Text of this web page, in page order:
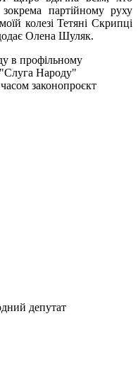
партійному руху
колезі Тетяні Скрипці
Олена Шуляк.
в профільному
"Слуга Народу"
законопроєкт
депутат